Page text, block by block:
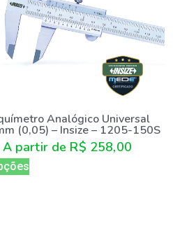
Analógico Universal
(0,05) – Insize – 1205-150S
A partir de R$ 258,00